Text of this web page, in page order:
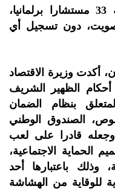
وحظي مشروع القانون بموافقة 33 مستشارا برلمانيا،
دون تسجيل أي
أكدت وزيرة الاقتصاد
أحكام الظهير الشريف
قانون رقم 1.72.184 المتعلق بنظام الضمان
الصندوق الوطني
قادرا على لعب
الحماية الاجتماعية،
وذلك باعتبارها أحد
للوقاية من الهشاشة